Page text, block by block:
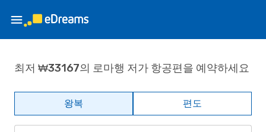
최저 ₩33167의 로마행 저가 항공편을 예약하세요
왕복 편도